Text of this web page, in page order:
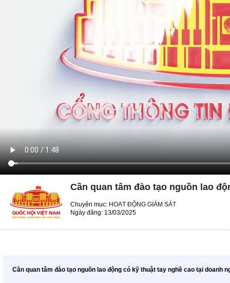
Cần quan tâm đào tạo nguồn lao
Chuyên mục: HOẠT ĐỘNG GIÁM SÁT
Ngày đăng: 13/03/2025
Cần quan tâm đào tạo nguồn lao động có kỹ thuật tay nghề cao tại doanh